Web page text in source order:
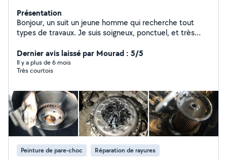
Présentation
Bonjour, un suit un jeune homme qui recherche tout
types de travaux. Je suis soigneux, ponctuel, et très
Je vous propose mes services: . Mécanicien auto/moto
. Réparation/amélioration toute marques ordinateur
tout types . Multi services . Déménagement . Aide
Dernier avis laissé par Mourad : 5/5
Il y a plus de 6 mois
Très courtois
Peinture de pare-choc Réparation de rayures